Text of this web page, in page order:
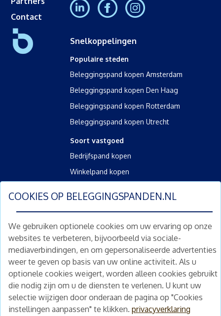
COOKIES OP BELEGGINGSPANDEN.NL
We gebruiken optionele cookies om uw ervaring op onze
websites te verbeteren, bijvoorbeeld via sociale-
mediaverbindingen, en om gepersonaliseerde advertenties
weer te geven op basis van uw online activiteit. Als u
optionele cookies weigert, worden alleen cookies gebruikt
die nodig zijn om u de diensten te verlenen. U kunt uw
selectie wijzigen door onderaan de pagina op "Cookies
instellingen aanpassen" te klikken. privacyverklaring
Contact
Snelkoppelingen
Populaire steden
Beleggingspand kopen Amsterdam
Beleggingspand kopen Den Haag
Beleggingspand kopen Rotterdam
Beleggingspand kopen Utrecht
Soort vastgoed
Bedrijfspand kopen
Winkelpand kopen
Overig
Diensten
Gratis waardebepaling
Gratis waardebepaling aanvragen